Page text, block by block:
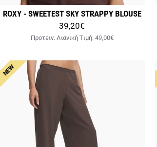
ROXY - SWEETEST SKY STRAPPY BLOUSE
39,20€
Προτειν. Λιανική Tιμή: 49,00€
NEW